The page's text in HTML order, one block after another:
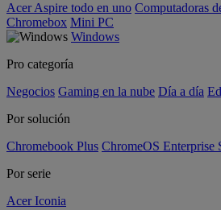
Acer Aspire todo en uno Computadoras
Chromebox Mini PC
Windows
Pro categoría
Negocios Gaming en la nube Día a día
Por solución
Chromebook Plus ChromeOS Enterprise
Por serie
Acer Iconia